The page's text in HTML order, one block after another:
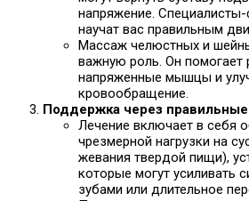
напряжение.
научат вас правильным
Массаж челюстных и
важную роль. Он помогает
напряженные мышцы и
кровообращение.
Поддержка через
Лечение включает в себя
чрезмерной нагрузки на
жевания твердой пищи),
которые могут усиливать
зубами или длительное